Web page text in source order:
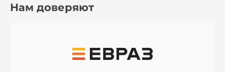
Нам доверяют